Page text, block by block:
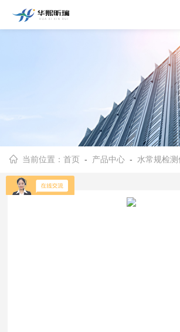
当前位置：首页 - 产品中心 - 水常规检测